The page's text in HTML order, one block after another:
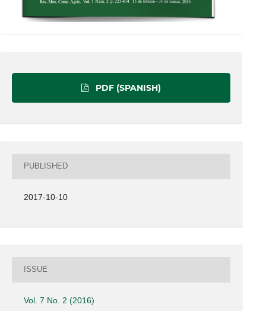
PDF (SPANISH)
PUBLISHED
2017-10-10
ISSUE
Vol. 7 No. 2 (2016)